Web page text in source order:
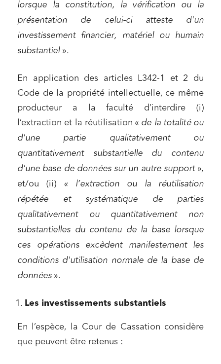
lorsque la constitution, la vérification ou la
présentation de celui-ci atteste d'un
investissement financier, matériel ou humain
substantiel ».
En application des articles L342-1 et 2 du
Code de la propriété intellectuelle, ce même
producteur a la faculté d’interdire (i)
l’extraction et la réutilisation « de la totalité ou
d'une partie qualitativement ou
quantitativement substantielle du contenu
d'une base de données sur un autre support »,
et/ou (ii) « l’extraction ou la réutilisation
répétée et systématique de parties
qualitativement ou quantitativement non
substantielles du contenu de la base lorsque
ces opérations excèdent manifestement les
conditions d'utilisation normale de la base de
données ».
Les investissements substantiels
En l’espèce, la Cour de Cassation considère
que peuvent être retenus :